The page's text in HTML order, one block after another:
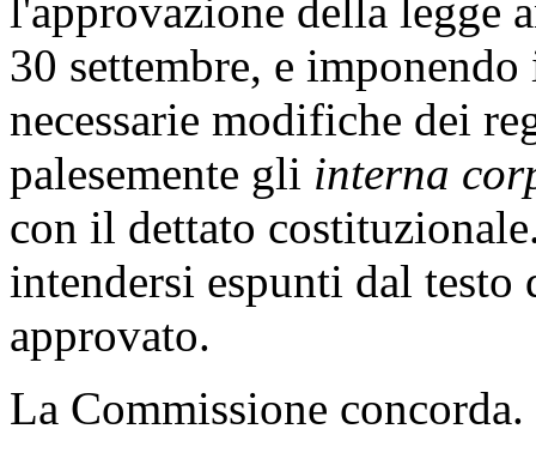
l'approvazione della legge
30 settembre, e
necessarie modifiche dei
palesemente gli interna
con il dettato
intendersi espunti dal
approvato.
La Commissione concorda.